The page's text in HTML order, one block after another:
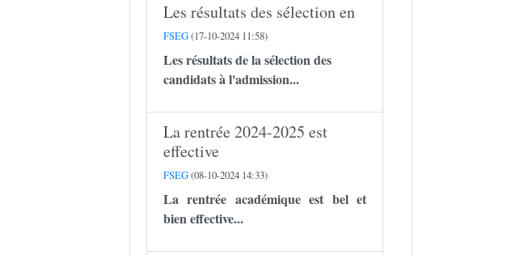
Les résultats des sélection en
FSEG(17-10-2024 11:58)
Les résultats de la sélection des
candidats à l'admission...
La rentrée 2024-2025 est
effective
FSEG(08-10-2024 14:33)
La rentrée académique est bel et
bien effective...